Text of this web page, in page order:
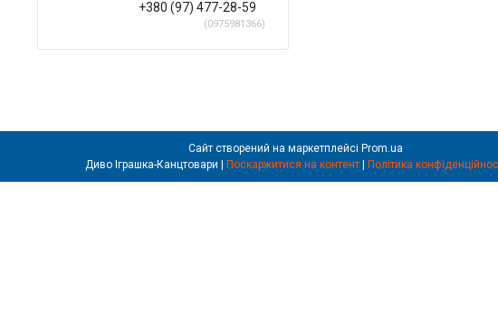
+380 (97) 477-28-59
0975981366
Сайт створений на маркетплейсі Prom.ua
Диво Іграшка-Канцтовари | Поскаржитися на контент | Політика